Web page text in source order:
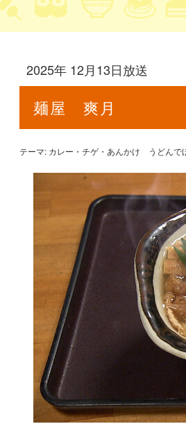
2025年 12月13日放送
麺屋 爽月
テーマ: カレー・チゲ・あんかけ うどんで